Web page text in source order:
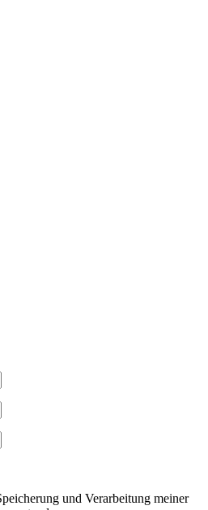
und Verarbeitung meiner